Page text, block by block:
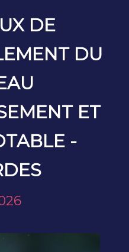
DE
DU
ET
-